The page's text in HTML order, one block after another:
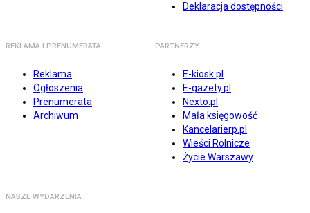
Deklaracja dostępności
REKLAMA I PRENUMERATA
Reklama
Ogłoszenia
Prenumerata
Archiwum
PARTNERZY
E-kiosk.pl
E-gazety.pl
Nexto.pl
Mała księgowość
Kancelarierp.pl
Wieści Rolnicze
Życie Warszawy
NASZE WYDARZENIA